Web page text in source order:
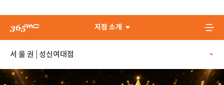
지점 소개